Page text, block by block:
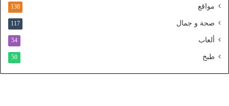
و
د
مواقع 138
صحة و جمال 117
ألعاب 54
طبخ 50